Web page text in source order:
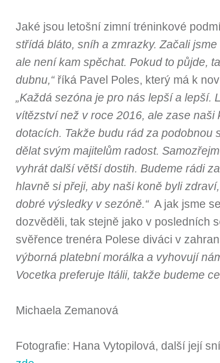
Jaké jsou letošní zimní tréninkové
střídá bláto, sníh a zmrazky. Začali
ale není kam spěchat. Pokud to půjde,
dubnu,“říká Pavel Poles, který má k
„Každá sezóna je pro nás lepší a lepší.
vítězství než v roce 2016, ale zase naši
dotacích. Takže budu rád za podobnou
dělat svým majitelům radost.
vyhrát další větší dostih. Budeme rádi
hlavně si přeji, aby naši koně byli
dobré výsledky v sezóně.“ A jak jsme
dozvěděli, tak stejně jako v posledních
svěřence trenéra Polese diváci v
výborná platební morálka a vyhovují
Vocetka preferuje Itálii, takže budeme
Michaela Zemanová
Fotografie: Hana Vytopilová, další její